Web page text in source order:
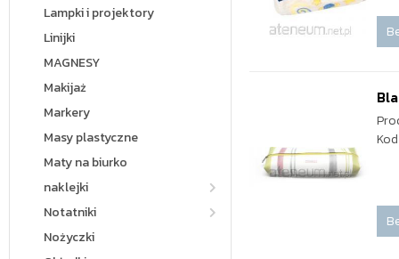
Lampki i projektory
Linijki
MAGNESY
Makijaż
Markery
Masy plastyczne
Maty na biurko
naklejki
Notatniki
Nożyczki